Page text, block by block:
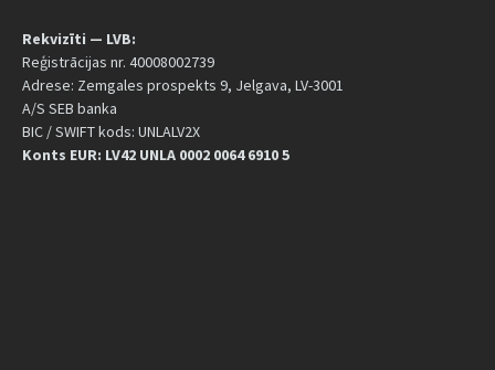
Rekvizīti — LVB:
Reģistrācijas nr. 40008002739
Adrese: Zemgales prospekts 9, Jelgava, LV-3001
A/S SEB banka
BIC / SWIFT kods: UNLALV2X
Konts EUR: LV42 UNLA 0002 0064 6910 5